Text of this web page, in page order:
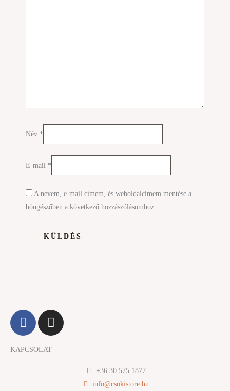
Név *
E-mail *
A nevem, e-mail címem, és weboldalcímem mentése a
böngészőben a következő hozzászólásomhoz.
F
a
e
I
n
t
KAPCSOLAT
+36 30 575 1877
info@csokistore.hu